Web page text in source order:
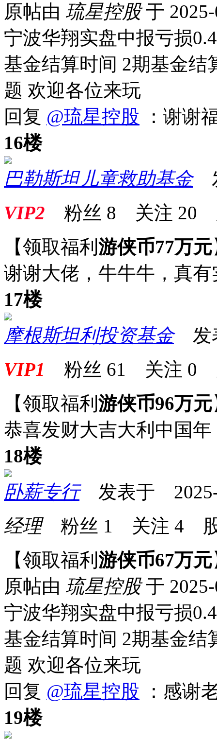
原帖由 琉星控股于
宁波华翔实盘中报亏损
基金结算时间 2期基金结
题 欢迎各位来玩
回复 @琉星控股 ：谢谢
16楼
巴勒斯坦儿童救助基金
VIP2 粉丝 8 关注 20
【领取福利 游侠币77万元
谢谢大佬，牛牛牛，真有
17楼
摩根斯坦利投资基金发
VIP1 粉丝 61 关注 0
【领取福利 游侠币96万元
恭喜发财大吉大利中国年
18楼
卧薪专行发表于 2025-
经理粉丝 1 关注 4
【领取福利 游侠币67万元
原帖由 琉星控股于
宁波华翔实盘中报亏损
基金结算时间 2期基金结
题 欢迎各位来玩
回复 @琉星控股 ：感谢
19楼